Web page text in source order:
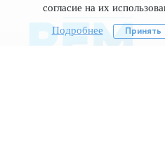
согласие на их
Подробнее
Принять